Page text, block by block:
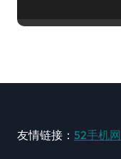
友情链接： 52手机网